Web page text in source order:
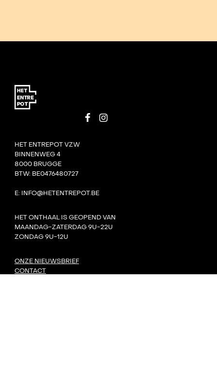
HET ENTREPOT VZW
BINNENWEG 4
8000 BRUGGE
BTW: BE0476480727
E: INFO@HETENTREPOT.BE
HET ONTHAAL IS GEOPEND VAN
MAANDAG-ZATERDAG 9U-22U
ZONDAG 9U-12U
ONZE NIEUWSBRIEF
CONTACT